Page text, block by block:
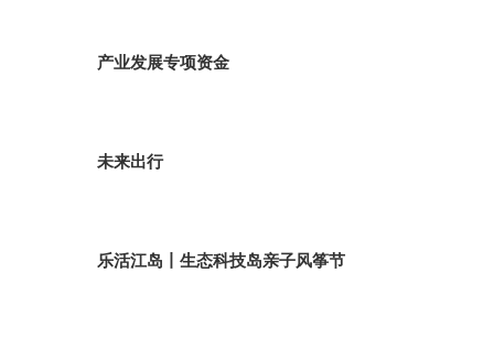
产业发展专项资金
未来出行
乐活江岛丨生态科技岛亲子风筝节